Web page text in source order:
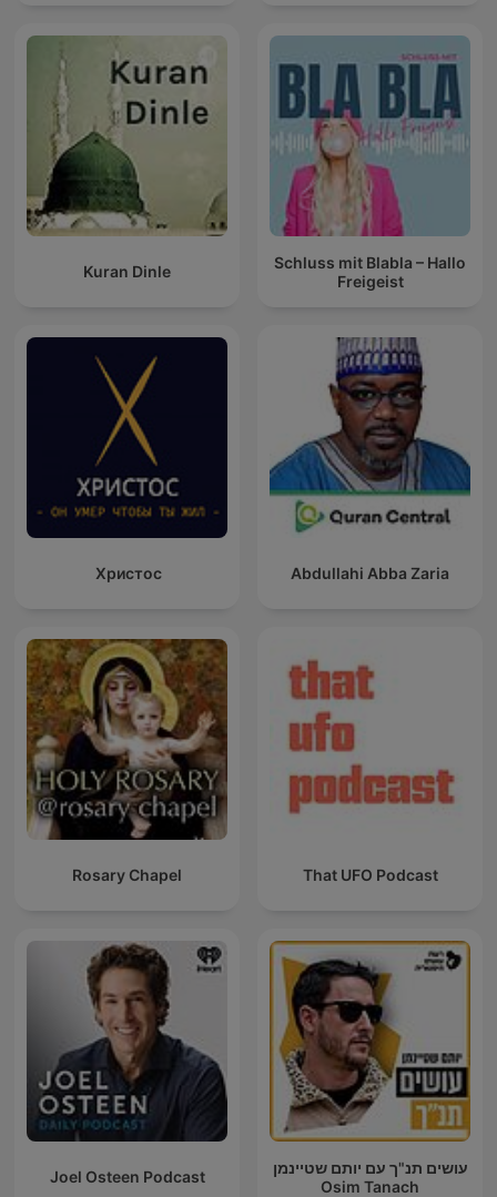
Kuran Dinle
Schluss mit Blabla – Hallo
Freigeist
Христос Abdullahi Abba Zaria
Rosary Chapel That UFO Podcast
Joel Osteen Podcast
עושים תנ"ך עם יותם שטיינמן
Osim Tanach